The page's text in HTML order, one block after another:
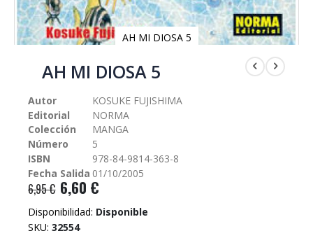
AH MI DIOSA 5
comienzo
galería
imágenes
AH MI DIOSA 5
Autor
KOSUKE FUJISHIMA
Editorial
NORMA
Colección
MANGA
Número
5
ISBN
978-84-9814-363-8
Fecha Salida 01/10/2005
6,95 € 6,60 €
Disponibilidad: Disponible
SKU 32554